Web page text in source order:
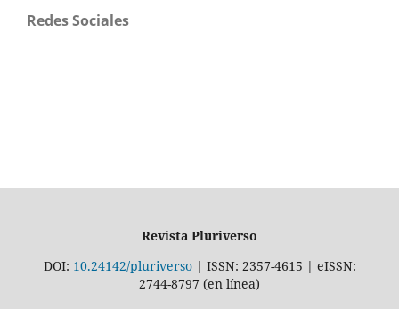
Redes Sociales
Revista Pluriverso
DOI: 10.24142/pluriverso| ISSN: 2357-4615 | eISSN:
2744-8797 (en línea)